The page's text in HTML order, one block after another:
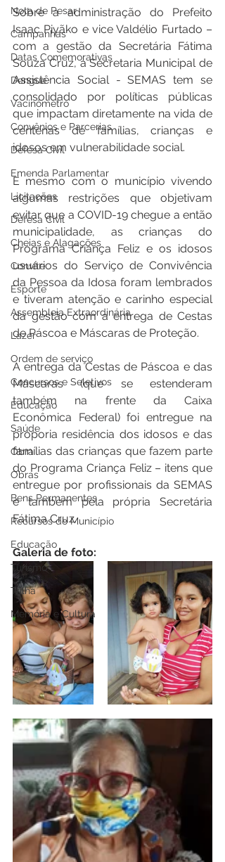
Nota de Pesar
Campanhas
Datas Comemorativas
Dengue
Vacinômetro
Convênios e Parcerias
Defesa Civil
Emenda Parlamentar
Licitações
Defesa Civil
Cheias e Alagações
Convite
Esporte
Assembleia Extraordinária
Lazer
Ordem de serviço
Concursos e Seletivos
Educação
Saúde
Obra
Obras
Bens Permanentes
Recursos do Município
Educação
Turismo
Trilha
Memória e Cultura
Sobre a administração do Prefeito
Isaac Piyãko e vice Valdélio Furtado –
com a gestão da Secretária Fátima
Souza Cruz, a Secretaria Municipal de
Assistência Social - SEMAS tem se
consolidado por políticas públicas
que impactam diretamente na vida de
centenas de famílias, crianças e
idosos em vulnerabilidade social.
E mesmo com o município vivendo
algumas restrições que objetivam
evitar que a COVID-19 chegue a então
municipalidade, as crianças do
Programa Criança Feliz e os idosos
usuários do Serviço de Convivência
da Pessoa da Idosa foram lembrados
e tiveram atenção e carinho especial
da gestão com a entrega de Cestas
de Páscoa e Máscaras de Proteção.
A entrega da Cestas de Páscoa e das
Máscaras (que se estenderam
também na frente da Caixa
Econômica Federal) foi entregue na
proporia residência dos idosos e das
famílias das crianças que fazem parte
do Programa Criança Feliz – itens que
entregue por profissionais da SEMAS
e também pela própria Secretária
Fátima Cruz.
Galeria de foto: